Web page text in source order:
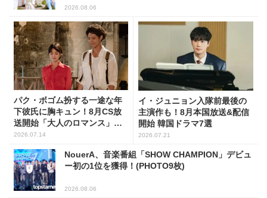
2026.08.06
パク・ボゴム扮する一途な年
下彼氏に胸キュン！8月CS放
送開始「大人のロマンス」韓
ドラ6選
2026.07.14
イ・ジュニョン入隊前最後の
主演作も！8月本国放送&配信
開始 韓国ドラマ7選
2026.07.21
NouerA、音楽番組「SHOW CHAMPION」デビュ
ー初の1位を獲得！(PHOTO9枚)
2026.08.06